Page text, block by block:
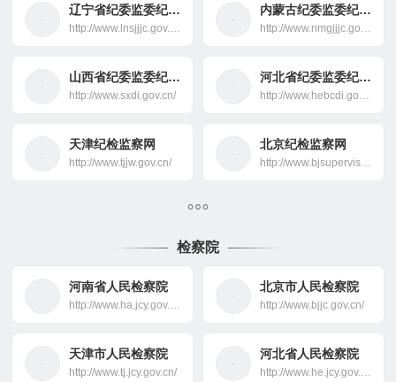
辽宁省纪委监委纪检监察网
http://www.lnsjjjc.gov.cn/
内蒙古纪委监委纪检监察网
http://www.nmgjjjc.gov.cn/
山西省纪委监委纪检监察网
http://www.sxdi.gov.cn/
河北省纪委监委纪检监察网
http://www.hebcdi.gov.cn/
天津纪检监察网
http://www.tjjw.gov.cn/
北京纪检监察网
http://www.bjsupervision.gov.cn/
检察院
河南省人民检察院
http://www.ha.jcy.gov.cn/
北京市人民检察院
http://www.bjjc.gov.cn/
天津市人民检察院
http://www.tj.jcy.gov.cn/
河北省人民检察院
http://www.he.jcy.gov.cn/